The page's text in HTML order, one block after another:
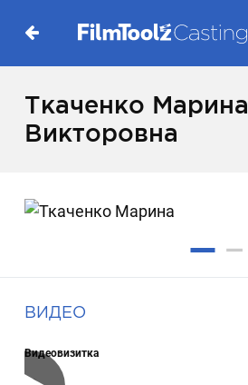
Ткаченко Марина
Викторовна
ВИДЕО
Видеовизитка